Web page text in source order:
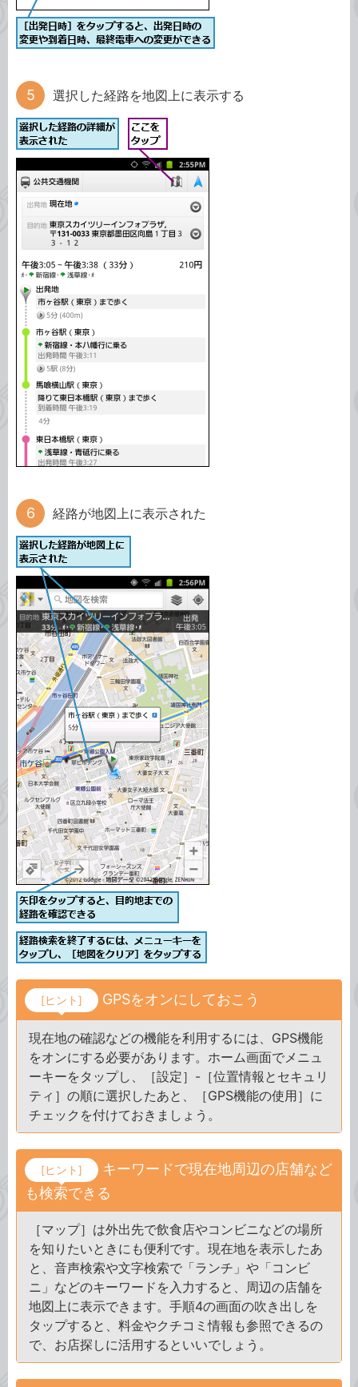
選択した経路を地図上に表示する
経路が地図上に表示された
[ヒント] GPSをオンにしておこう
現在地の確認などの機能を利用するには、GPS機能
をオンにする必要があります。ホーム画面でメニュ
ーキーをタップし、［設定］-［位置情報とセキュリ
ティ］の順に選択したあと、［GPS機能の使用］に
チェックを付けておきましょう。
[ヒント]
キーワードで現在地周辺の店舗など
も検索できる
［マップ］は外出先で飲食店やコンビニなどの場所
を知りたいときにも便利です。現在地を表示したあ
と、音声検索や文字検索で「ランチ」や「コンビ
ニ」などのキーワードを入力すると、周辺の店舗を
地図上に表示できます。手順4の画面の吹き出しを
タップすると、料金やクチコミ情報も参照できるの
で、お店探しに活用するといいでしょう。